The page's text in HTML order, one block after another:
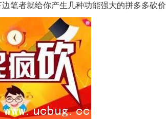
笔者就给你产生几种功能强大的拼多多砍价